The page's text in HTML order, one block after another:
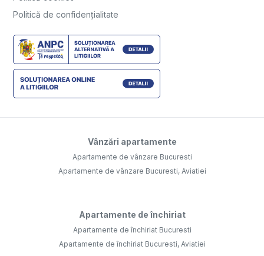
Politică de confidențialitate
Vânzări apartamente
Apartamente de vânzare Bucuresti
Apartamente de vânzare Bucuresti, Aviatiei
Apartamente de închiriat
Apartamente de închiriat Bucuresti
Apartamente de închiriat Bucuresti, Aviatiei